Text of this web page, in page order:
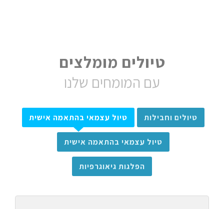
טיולים מומלצים
עם המומחים שלנו
טיולים וחבילות טיול עצמאי בהתאמה אישית
טיול עצמאי בהתאמה אישית
הפלגות גיאוגרפיות